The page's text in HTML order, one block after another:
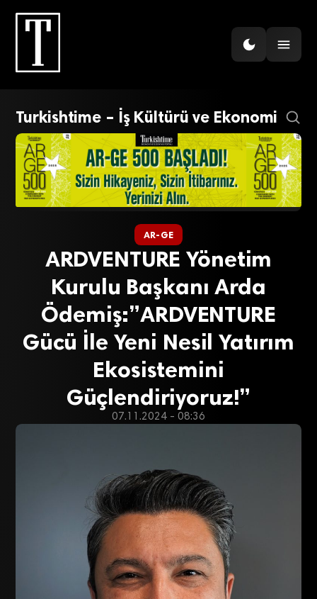
Turkishtime – İş Kültürü ve Ekonomi
AR-GE
ARDVENTURE Yönetim
Kurulu Başkanı Arda
Ödemiş:”ARDVENTURE
Gücü İle Yeni Nesil Yatırım
Ekosistemini
Güçlendiriyoruz!”
07.11.2024 - 08:36